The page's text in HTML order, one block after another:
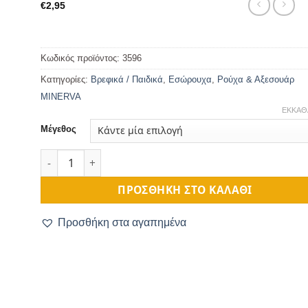
€2,95
Κωδικός προϊόντος: 3596
Κατηγορίες: Βρεφικά / Παιδικά, Εσώρουχα, Ρούχα & Αξεσουάρ
MINERVA
Μέγεθος
ΠΡΟΣΘΉΚΗ ΣΤΟ ΚΑΛΆΘΙ
Προσθήκη στα αγαπημένα